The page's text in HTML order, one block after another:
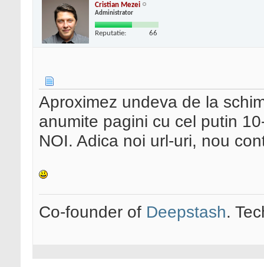
Cristian Mezei
Administrator
Reputatie: 66
Aproximez undeva de la
anumite pagini cu cel putin
NOI. Adica noi url-uri, nou
Co-founder of Deepstash.